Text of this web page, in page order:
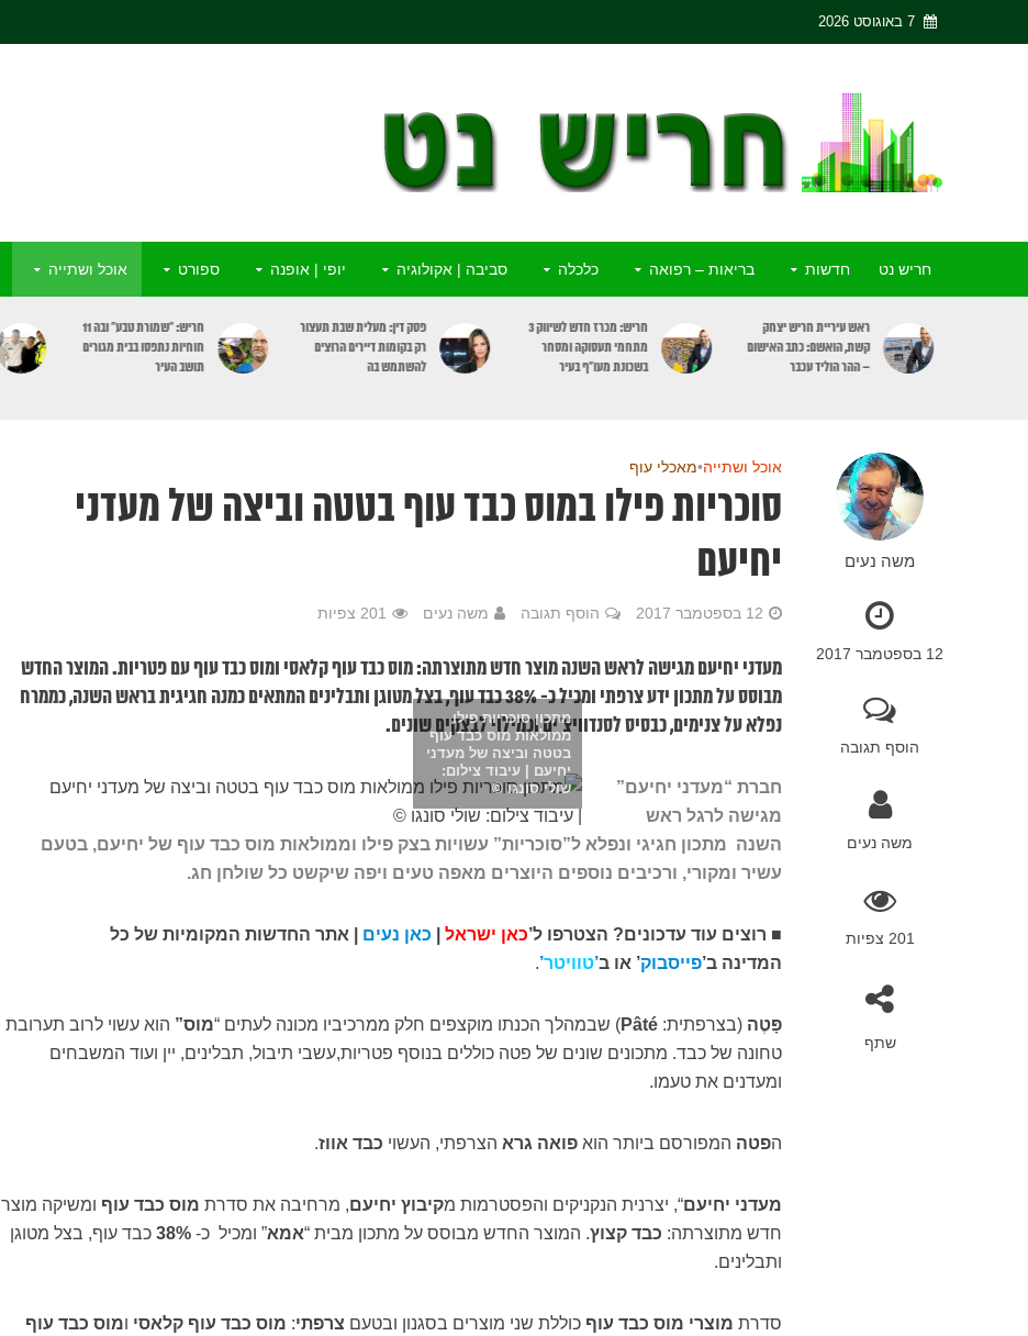
7 באוגוסט 2026
חריש נט חדשות בריאות – רפואה כלכלה סביבה | אקולוגיה יופי | אופנה ספורט אוכל ושתייה
מתחמי תעסוקה ומסחר
בשכונת מעו”ף בעיר
פסק דין: מעלית שבת תעצור
רק בקומות דיירים הרוצים
להשתמש בה
חריש: “שמורת טבע” ובה 11
חוחיות נתפסו בבית מגורים
תושב העיר
מדא: התמוטט ברחוב וניצל
בפעולות החייאה ומכשיר
מַפְעֵם
משה נעים
12 בספטמבר 2017
הוסף תגובה
משה נעים
201 צפיות
שתף
אוכל ושתייה•מאכלי עוף
סוכריות פילו במוס כבד עוף בטטה וביצה של מעדני
יחיעם
12 בספטמבר 2017 הוסף תגובה משה נעים 201 צפיות
מעדני יחיעם מגישה לראש השנה מוצר חדש מתוצרתה: מוס כבד עוף קלאסי ומוס כבד עוף עם פטריות. המוצר החדש
מבוסס על מתכון ידע צרפתי ומכיל כ- 38% כבד עוף, בצל מטוגן ותבלינים המתאים כמנה חגיגית בראש השנה, כממרח
נפלא על צנימים, כבסיס לסנדוויצ'ים וכמילוי לבצקים שונים.
מתכון סוכריות פילו
ממולאות מוס כבד עוף
בטטה וביצה של מעדני
יחיעם | עיבוד צילום:
שולי סונגו ©
חברת “מעדני יחיעם”
מגישה לרגל ראש
השנה מתכון חגיגי ונפלא ל”סוכריות” עשויות בצק פילו וממולאות מוס כבד עוף של יחיעם, בטעם
עשיר ומקורי, ורכיבים נוספים היוצרים מאפה טעים ויפה שיקשט כל שולחן חג.
■ רוצים עוד עדכונים? הצטרפו ל’כאן ישראל כאן נעים | אתר החדשות המקומיות של כל
המדינהב’פייסבוק’ או ב’טוויטר’
.
פָּטֶה (בצרפתית:Pâté) שבמהלך הכנתו מוקצפים חלק ממרכיביו מכונה לעתים “מוס” הוא עשוי לרוב תערובת
טחונה של כבד. מתכונים שונים של פטה כוללים בנוסף פטריות,עשבי תיבול, תבלינים, יין ועוד המשבחים
ומעדנים את טעמו.
הפטה המפורסם ביותר הואפואה גרא הצרפתי, העשוי כבד אווז.
מעדני יחיעם“, יצרנית הנקניקים והפסטרמות מקיבוץ יחיעם, מרחיבה את סדרת מוס כבד עוף ומשיקה מוצר
חדש מתוצרתה: כבד קצוץ. המוצר החדש מבוסס על מתכון מבית “אמא” ומכיל כ-38% כבד עוף, בצל מטוגן
ותבלינים.
סדרת מוצרי מוס כבד עוף כוללת שני מוצרים בסגנון ובטעם צרפתי: מוס כבד עוף קלאסי ומוס כבד עוף